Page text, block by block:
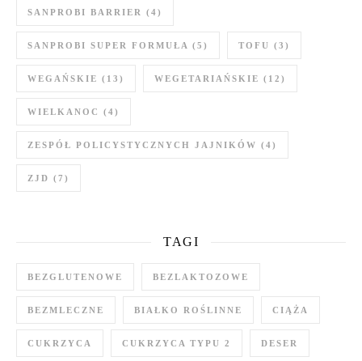
SANPROBI BARRIER (4)
SANPROBI SUPER FORMUŁA (5) TOFU (3)
WEGAŃSKIE (13) WEGETARIAŃSKIE (12)
WIELKANOC (4)
ZESPÓŁ POLICYSTYCZNYCH JAJNIKÓW (4)
ZJD (7)
TAGI
BEZGLUTENOWE BEZLAKTOZOWE
BEZMLECZNE BIAŁKO ROŚLINNE CIĄŻA
CUKRZYCA CUKRZYCA TYPU 2 DESER